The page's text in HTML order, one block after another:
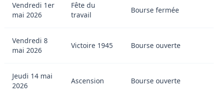
Vendredi 1er
mai 2026
Fête du
travail
Bourse fermée
Vendredi 8
mai 2026
Victoire 1945 Bourse ouverte
Jeudi 14 mai
2026
Ascension Bourse ouverte